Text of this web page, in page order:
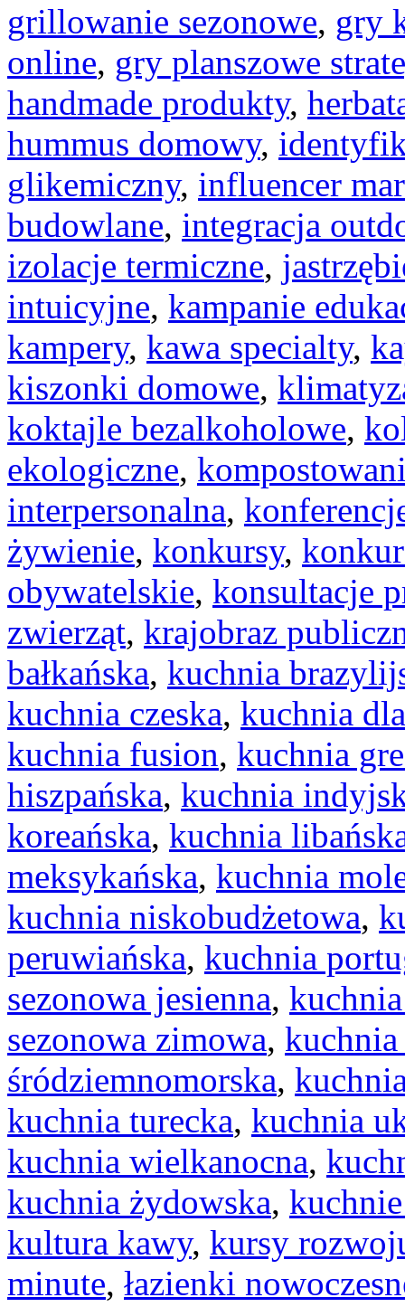
grillowanie sezonowe, gry
online, gry planszowe
handmade produkty,
hummus domowy,
glikemiczny, influencer
budowlane, integracja
izolacje termiczne,
intuicyjne, kampanie
kampery, kawa specialty,
kiszonki domowe,
koktajle bezalkoholowe,
ekologiczne,
interpersonalna,
żywienie, konkursy,
obywatelskie, konsultacje
zwierząt, krajobraz
bałkańska, kuchnia
kuchnia czeska, kuchnia
kuchnia fusion, kuchnia
hiszpańska, kuchnia
koreańska, kuchnia
meksykańska, kuchnia
kuchnia niskobudżetowa,
peruwiańska, kuchnia
sezonowa jesienna,
sezonowa zimowa, kuchnia
śródziemnomorska,
kuchnia turecka, kuchnia
kuchnia wielkanocna,
kuchnia żydowska,
kultura kawy, kursy
minute, łazienki